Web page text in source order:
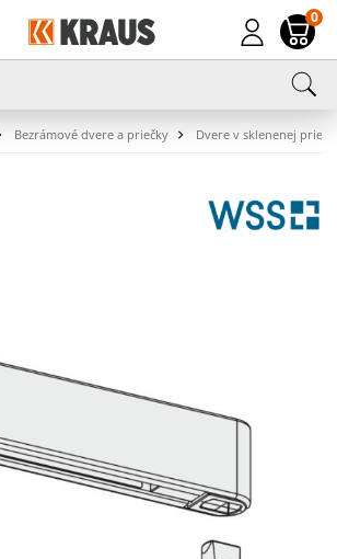
0
Bezrámové dvere a priečky Dvere v sklenenej